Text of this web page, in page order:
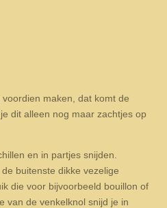
maken, dat komt de
dit alleen nog maar zachtjes op
en in partjes snijden.
buitenste dikke vezelige
die voor bijvoorbeeld bouillon of
van de venkelknol snijd je in